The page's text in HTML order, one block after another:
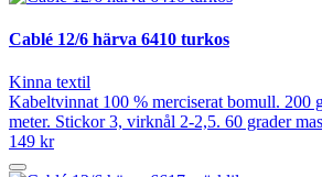
Cablé 12/6 härva 6410 turkos
Kinna textil
Kabeltvinnat 100 % merciserat bomull. 200
meter. Stickor 3, virknål 2-2,5. 60 grader
149 kr